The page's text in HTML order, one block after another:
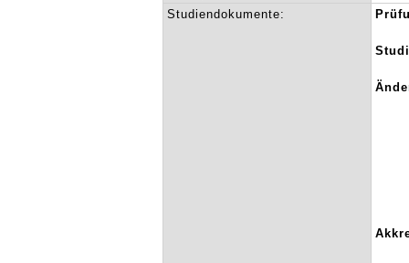
Studiendokumente: